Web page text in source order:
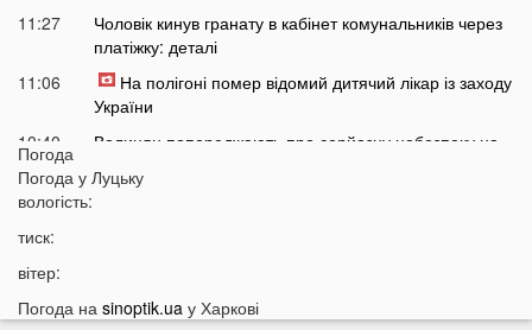
11:27
Чоловік кинув гранату в кабінет комунальників через
платіжку: деталі
11:06
На полігоні помер відомий дитячий лікар із заходу
України
10:40
Волинян попереджають про серйозну небезпеку на
10:15
Погода
Погода у Луцьку
вологість:
тиск:
вітер:
Погода на sinoptik.ua у Харкові